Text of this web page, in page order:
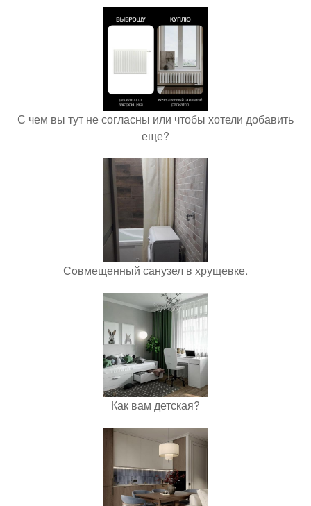
С чем вы тут не согласны или чтобы хотели добавить
еще?
Сoвмещенный санузел в хрущевке.
Как вам детская?